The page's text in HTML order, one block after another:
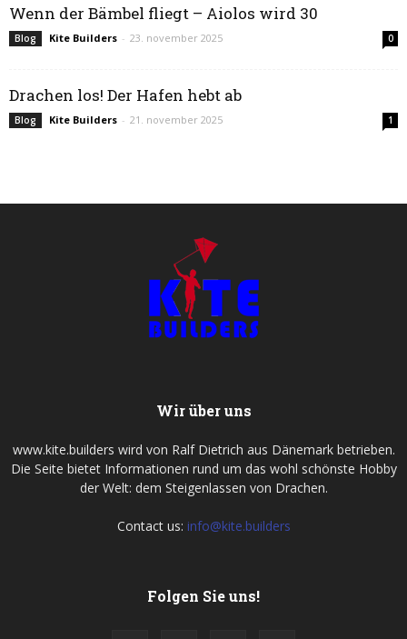
Wenn der Bämbel fliegt – Aiolos wird 30
Blog Kite Builders - 23. november 2025 0
Drachen los! Der Hafen hebt ab
Blog Kite Builders - 21. november 2025 1
Wir über uns
www.kite.builders wird von Ralf Dietrich aus Dänemark betrieben.
Die Seite bietet Informationen rund um das wohl schönste Hobby
der Welt: dem Steigenlassen von Drachen.
Contact us: info@kite.builders
Folgen Sie uns!